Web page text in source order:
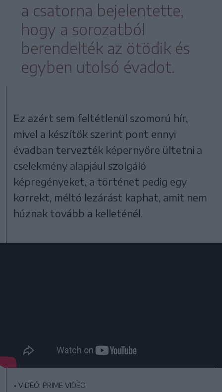
a csatorna bejelentette,
hogy a sorozatból
berendelték az ötödik és
egyben utolsó évadot.
Ez azért sem feltétlenül szomorú hír,
mivel a készítők szerint pont ennyi
évadban tervezték képernyőre ültetni a
cselekmény alapjául szolgáló
képregényeket, a történet pedig egy
korrekt, méltó lezárást kaphat, amit nem
húznak tovább a kelleténél.
• VIDEÓ: PRIME VIDEO